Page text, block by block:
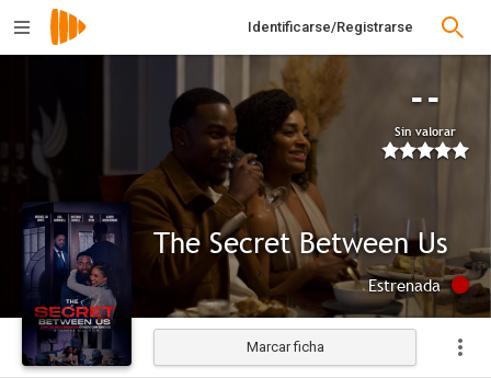
Identificarse/Registrarse
--
Sin valorar
The Secret Between Us
Estrenada
Marcar ficha